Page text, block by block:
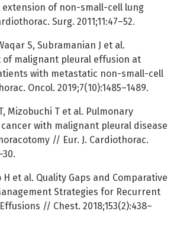
of non-small-cell lung
Surg. 2011;11:47–52.
S, Subramanian J et al.
of malignant pleural effusion at
with metastatic non-small-cell
Oncol. 2019;7(10):1485–1489.
Mizobuchi T et al. Pulmonary
with malignant pleural disease
// Eur. J. Cardiothorac.
H et al. Quality Gaps and Comparative
Strategies for Recurrent
// Chest. 2018;153(2):438–